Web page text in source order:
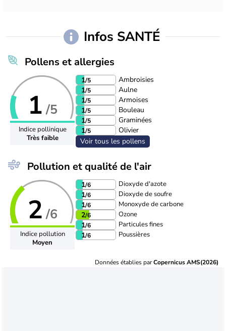
Infos SANTÉ
Pollens et allergies
1 /5
Indice pollinique
Très faible
1/5
Ambroisies
1/5
Aulne
1/5
Armoises
1/5
Bouleau
1/5
Graminées
1/5
Olivier
Voir tous les pollens
Pollution et qualité de l'air
2 /6
Indice pollution
Moyen
1/6 Dioxyde d'azote
1/6 Dioxyde de soufre
1/6 Monoxyde de carbone
2/6 Ozone
1/6 Particules fines
1/6 Poussières
Données établies parCopernicus AMS(2026)